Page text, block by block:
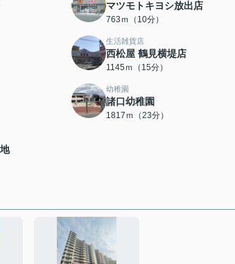
マツモトキヨシ放出店
763ｍ（10分）
生活雑貨店
西松屋 鶴見横堤店
1145ｍ（15分）
幼稚園
諸口幼稚園
1817ｍ（23分）